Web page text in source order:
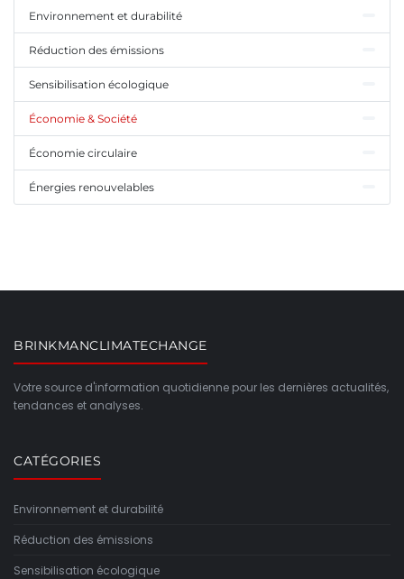
Environnement et durabilité
Réduction des émissions
Sensibilisation écologique
Économie & Société
Économie circulaire
Énergies renouvelables
BRINKMANCLIMATECHANGE
Votre source d'information quotidienne pour les dernières actualités,
tendances et analyses.
CATÉGORIES
Environnement et durabilité
Réduction des émissions
Sensibilisation écologique